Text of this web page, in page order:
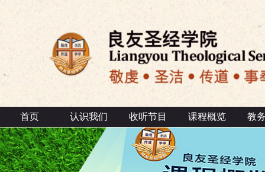
首页 认识我们 收听节目 课程概览 教